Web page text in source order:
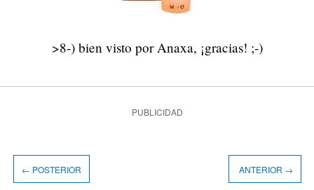
>8-) bien visto por Anaxa, ¡gracias! ;-)
PUBLICIDAD
← POSTERIOR ANTERIOR →